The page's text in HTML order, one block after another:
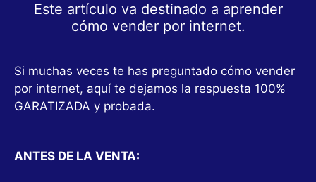
Este artículo va destinado a aprender
cómo vender por internet.
Si muchas veces te has preguntado cómo vender
por internet, aquí te dejamos la respuesta 100%
GARATIZADA y probada.
ANTES DE LA VENTA: